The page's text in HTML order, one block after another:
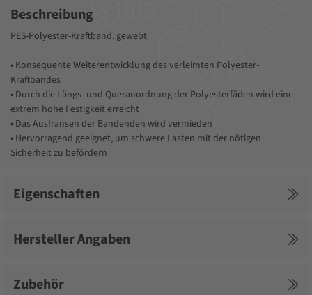
Beschreibung
PES-Polyester-Kraftband, gewebt
• Konsequente Weiterentwicklung des verleimten Polyester-
Kraftbandes
• Durch die Längs- und Queranordnung der Polyesterfäden wird eine
extrem hohe Festigkeit erreicht
• Das Ausfransen der Bandenden wird vermieden
• Hervorragend geeignet, um schwere Lasten mit der nötigen
Sicherheit zu befördern
Eigenschaften
Hersteller Angaben
Zubehör